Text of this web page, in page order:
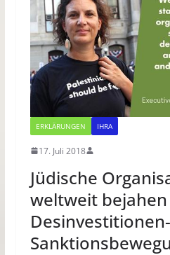
ERKLÄRUNGEN IHRA
17. Juli 2018
Jüdische
weltweit